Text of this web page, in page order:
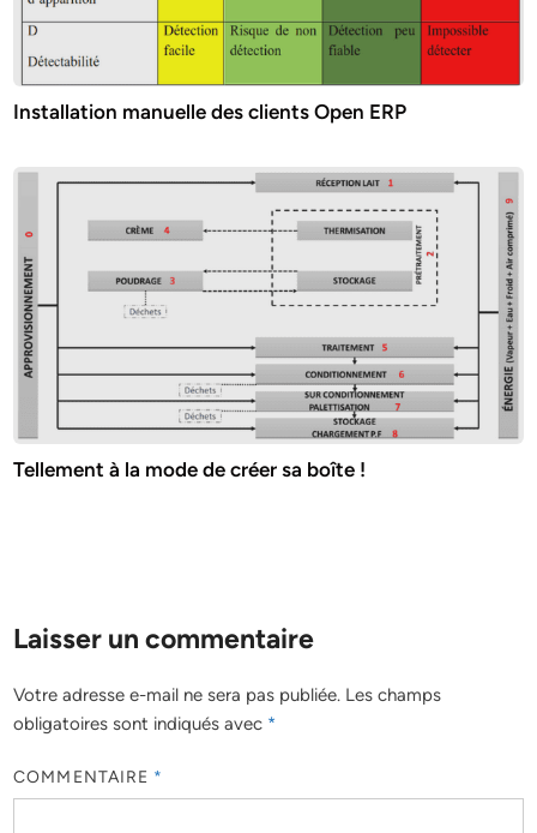
Installation manuelle des clients Open ERP
Tellement à la mode de créer sa boîte !
Laisser un commentaire
Votre adresse e-mail ne sera pas publiée. Les champs
obligatoires sont indiqués avec *
COMMENTAIRE *